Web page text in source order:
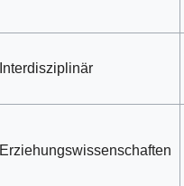
Interdisziplinär
Erziehungswissenschaften